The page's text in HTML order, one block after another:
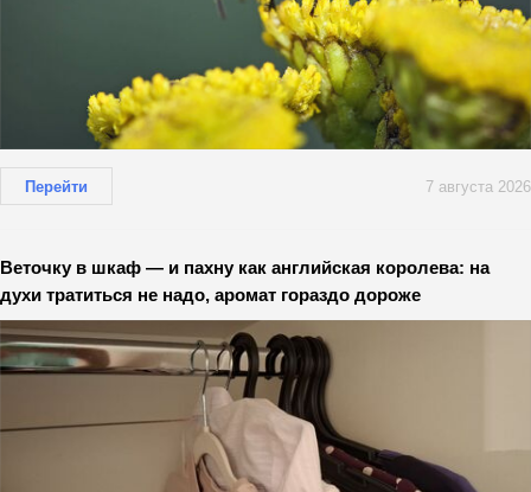
Перейти 7 августа 2026
Веточку в шкаф — и пахну как английская королева: на
духи тратиться не надо, аромат гораздо дороже